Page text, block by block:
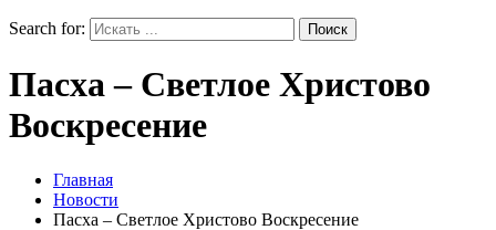
Search for:
Пасха – Светлое Христово
Воскресение
Главная
Новости
Пасха – Светлое Христово Воскресение